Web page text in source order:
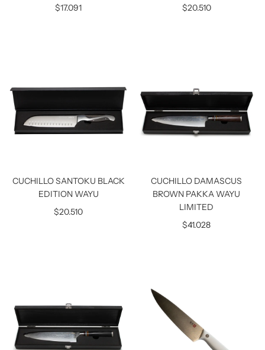
$17.091
$20.510
CUCHILLO SANTOKU BLACK
EDITION WAYU
$20.510
CUCHILLO DAMASCUS
BROWN PAKKA WAYU
LIMITED
$41.028